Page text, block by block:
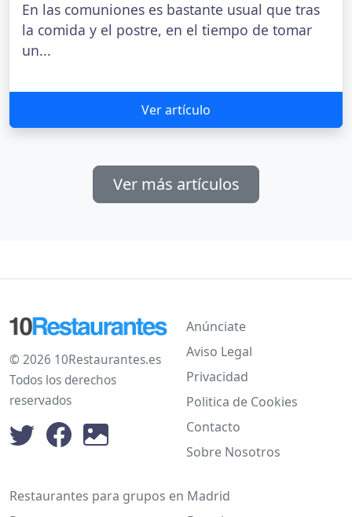
En las comuniones es bastante usual que tras
la comida y el postre, en el tiempo de tomar
un...
Ver artículo
Ver más artículos
© 2026 10Restaurantes.es
Todos los derechos
reservados
Anúnciate
Aviso Legal
Privacidad
Politica de Cookies
Contacto
Sobre Nosotros
Restaurantes para grupos en Madrid